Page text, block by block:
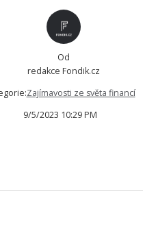
Od
redakce Fondik.cz
Zajímavosti ze světa financí
9/5/2023 10:29 PM